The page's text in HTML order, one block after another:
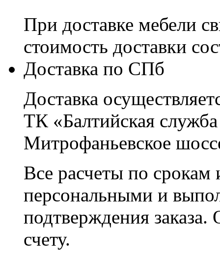
При доставке мебели
стоимость доставки
Доставка по СПб
Доставка
ТК «Балтийская
Митрофаньевское
Все расчеты по срокам
персональными и
подтверждения заказа.
счету.